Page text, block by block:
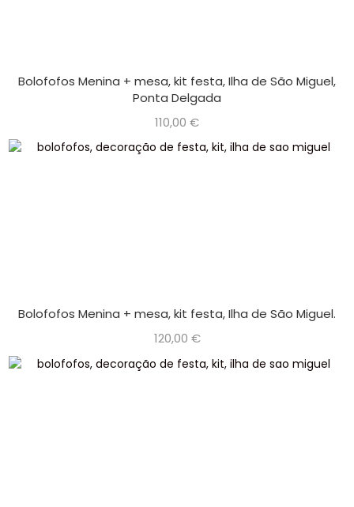
Bolofofos Menina + mesa, kit festa, Ilha de São Miguel,
Ponta Delgada
110,00 €
Bolofofos Menina + mesa, kit festa, Ilha de São Miguel.
120,00 €